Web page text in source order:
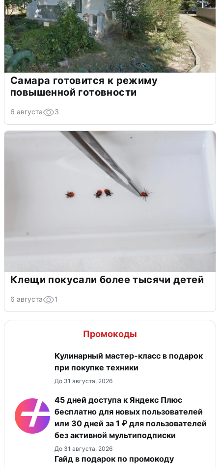
Самара готовится к режиму
повышенной готовности
6 августа 3
Клещи покусали более тысячи детей
6 августа 1
Промокоды
Кулинарный мастер-класс в подарок
при покупке техники
До 31 августа, 2026
45 дней доступа к Яндекс Плюс
бесплатно для новых пользователей
или 30 дней за 1 ₽ для пользователей
без активной мультиподписки
До 31 августа, 2026
Гайд в подарок по промокоду